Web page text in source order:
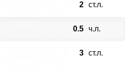
2 ст.л.
0.5 ч.л.
3 ст.л.